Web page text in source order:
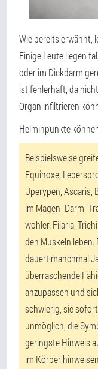
Wie bereits erwähnt,
Einige Leute liegen
oder im Dickdarm
ist fehlerhaft, da
Organ infiltrieren
Helminpunkte
Beispielsweise
Equinoxe,
Uperypen, Ascaris,
im Magen -Darm -
wohler. Filaria,
den Muskeln leben.
dauert manchmal
überraschende
anzupassen und
schwierig, sie
unmöglich, die
geringste Hinweis
im Körper